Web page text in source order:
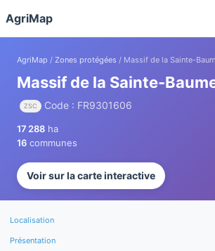
AgriMap
AgriMap / Zones protégées / Massif de la Sainte-
Massif de la Sainte-
ZSC Code : FR9301606
17 288 ha
16 communes
Voir sur la carte interactive
Localisation
Présentation